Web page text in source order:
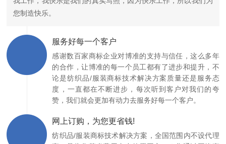
30余载，博准一直坚持质量为本，我们认为质量是我们的自尊，
代表我们的人品。
我工作 我快乐 我成长
我工作，我快乐是我们的真实写照，因为快乐工作，所以我们为
您制造快乐。
服务好每一个客户
感谢数百家商标企业对博准的支持与信任，这么多年
的合作，让博准的每一个员工都有了进步和提升，不
论是纺织品/服装商标技术解决方案质量还是服务态
度，一直都在不断进步，每次听到客户对我们的夸